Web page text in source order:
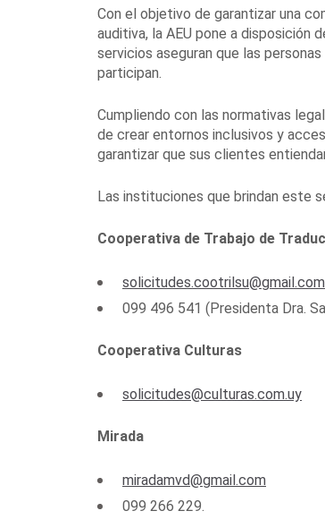
Con el objetivo de garantizar una
auditiva, la AEU pone a disposición
servicios aseguran que las
participan.
Cumpliendo con las normativas
de crear entornos inclusivos y
garantizar que sus clientes
Las instituciones que brindan este
Cooperativa de Trabajo de
solicitudes.cootrilsu@gmail.com
099 496 541 (Presidenta Dra.
Cooperativa Culturas
solicitudes@culturas.com.uy
Mirada
miradamvd@gmail.com
099 266 229.